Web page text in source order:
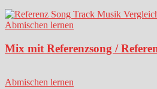
Abmischen lernen
Mix mit Referenzsong /
Abmischen lernen